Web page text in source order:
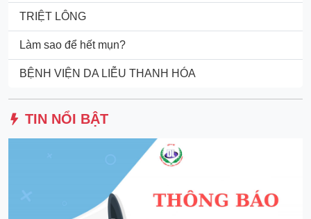
TRIỆT LÔNG
Làm sao để hết mụn?
BỆNH VIỆN DA LIỄU THANH HÓA
TIN NỔI BẬT